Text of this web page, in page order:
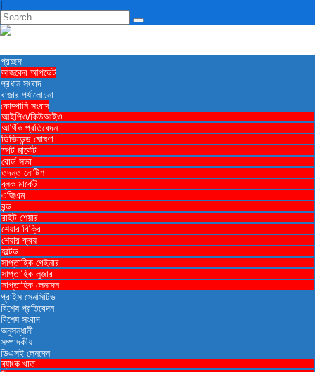
|
প্রচ্ছদ
আজকের আপডেট
প্রধান সংবাদ
বাজার পর্যালোচনা
কোম্পানি সংবাদ
আইপিও/কিউআইও
আর্থিক প্রতিবেদন
ডিভিডেন্ড ঘোষণা
স্পট মার্কেট
বোর্ড সভা
তদন্ত নোটিশ
ব্লক মার্কেট
এজিএম
বন্ড
রাইট শেয়ার
শেয়ার বিক্রি
শেয়ার ক্রয়
হল্টেড
সাপ্তাহিক গেইনার
সাপ্তাহিক লুজার
সাপ্তাহিক লেনদেন
প্রাইস সেনসিটিভ
বিশেষ প্রতিবেদন
বিশেষ সংবাদ
অনুসন্ধানী
সম্পাদকীয়
ডিএসই লেনদেন
ব্যাংক খাত